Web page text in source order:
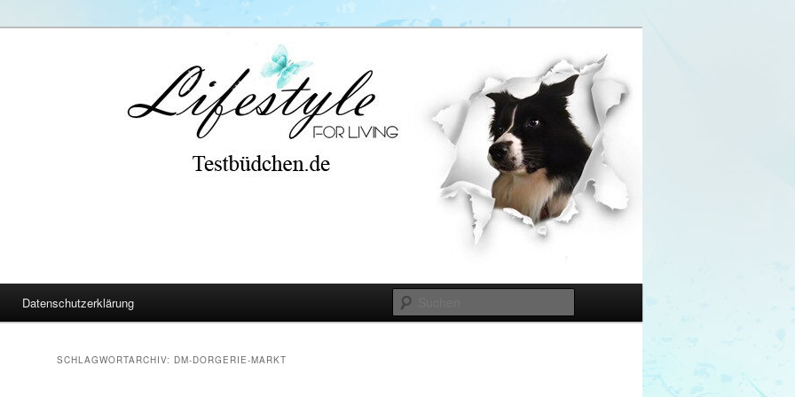
Datenschutzerklärung
SCHLAGWORTARCHIV: DM-DORGERIE-MARKT